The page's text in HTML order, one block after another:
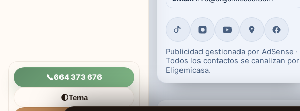
📞664 373 676
🌓Tema
Publicidad gestionada por AdSense ·
Todos los contactos se canalizan por
Eligemicasa.